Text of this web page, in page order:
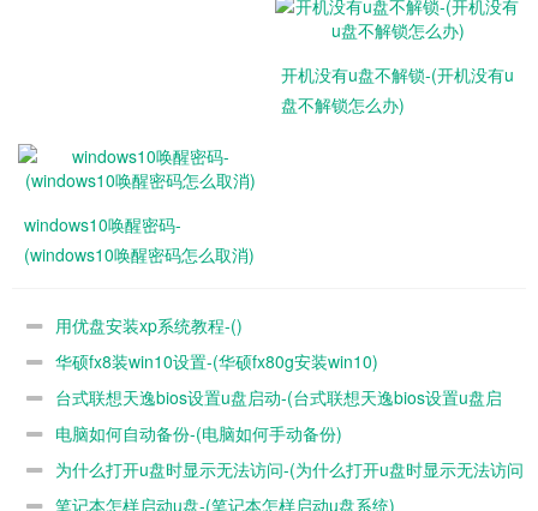
2、主板自检未进行，可能是BIOS损坏或者丢失，建议物理恢
复一下BIOS，在主板上找到纽扣电池的位置在附近找 CLEAR
BIOS的一个三个针脚的地方，关机的情况下把原来扣住两针
脚的跳线接到另外一口就行了，中间的针脚始终要用，不同的
只是外端的两个。
其次：
实硬件数据不符引起的，此时可以将CMOS电池清除后再开机
2.Warning!CPU has been changed!Please Enter CPU speed C
设置丢失了，要重新设置BIOS开机按住“Del”键进入设置，看
你的主板说明书。
3.cpu has been changed please re-enter cpu settings in the c
mos setup and remember to save before quit!
有些主板上有个外频跳线,默认为100MHZ,还有些主板不支持
自动调频.你只要进BIOS里把外频设置成你的CPU标准外频就
开机没有u盘不解锁-(开机没有u
盘不解锁怎么办)
windows10唤醒密码-
(windows10唤醒密码怎么取消)
用优盘安装xp系统教程-()
华硕fx8装win10设置-(华硕fx80g安装win10)
台式联想天逸bios设置u盘启动-(台式联想天逸bios设置u盘启
动) 电脑如何自动备份-(电脑如何手动备份)
为什么打开u盘时显示无法访问-(为什么打开u盘时显示无法访问
笔记本怎样启动u盘-(笔记本怎样启动u盘系统)